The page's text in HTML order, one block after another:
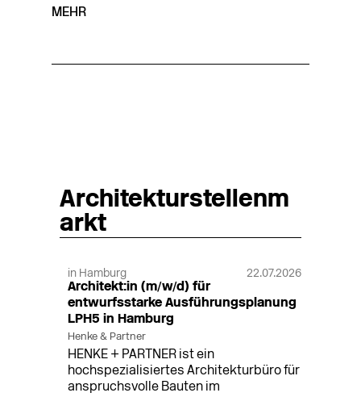
MEHR
Architekturstellenm
arkt
in Hamburg 22.07.2026
Architekt:in (m/w/d) für
entwurfsstarke Ausführungsplanung
LPH5 in Hamburg
Henke & Partner
HENKE + PARTNER ist ein
hochspezialisiertes Architekturbüro für
anspruchsvolle Bauten im